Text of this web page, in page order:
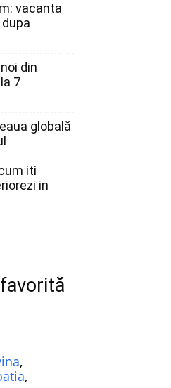
vacanta
din
7
globală
iti
in
,
,